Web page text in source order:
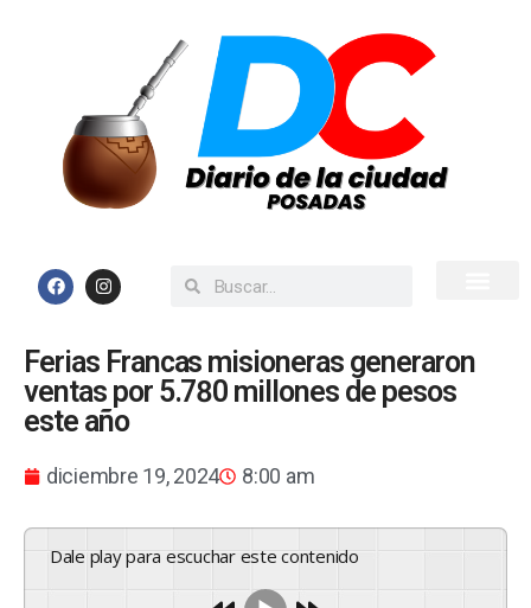
Ferias Francas misioneras generaron
ventas por 5.780 millones de pesos
este año
diciembre 19, 2024 8:00 am
Dale play para escuchar este contenido